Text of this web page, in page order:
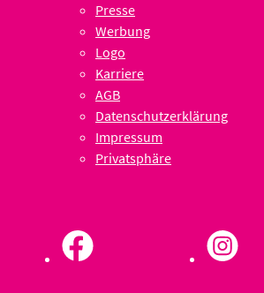
Presse
Werbung
Logo
Karriere
AGB
Datenschutzerklärung
Impressum
Privatsphäre